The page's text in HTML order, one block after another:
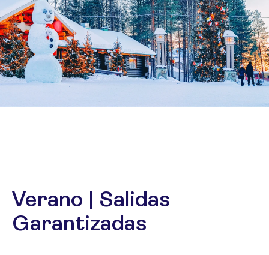
Verano | Salidas
Garantizadas